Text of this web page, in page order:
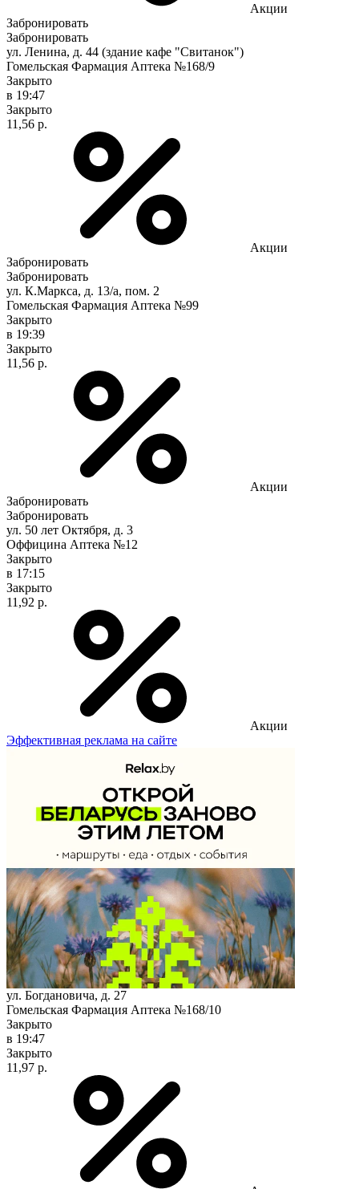
Акции
Забронировать
Забронировать
ул. Ленина, д. 44 (здание кафе "Свитанок")
Гомельская Фармация Аптека №168/9
Закрыто
в 19:47
Закрыто
11,56 р.
Акции
Забронировать
Забронировать
ул. К.Маркса, д. 13/а, пом. 2
Гомельская Фармация Аптека №99
Закрыто
в 19:39
Закрыто
11,56 р.
Акции
Забронировать
Забронировать
ул. 50 лет Октября, д. 3
Оффицина Аптека №12
Закрыто
в 17:15
Закрыто
11,92 р.
Акции
Эффективная реклама на сайте
ул. Богдановича, д. 27
Гомельская Фармация Аптека №168/10
Закрыто
в 19:47
Закрыто
11,97 р.